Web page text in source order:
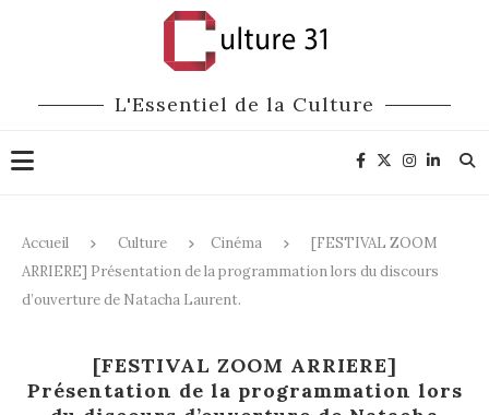
L'Essentiel de la Culture
Accueil Culture Cinéma
[FESTIVAL ZOOM
ARRIERE] Présentation de la programmation lors du discours
d’ouverture de Natacha Laurent.
[FESTIVAL ZOOM ARRIERE]
Présentation de la programmation lors